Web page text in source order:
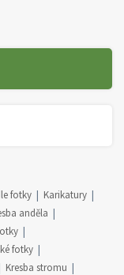
fotky
Karikatury
anděla
fotky
Kresba stromu